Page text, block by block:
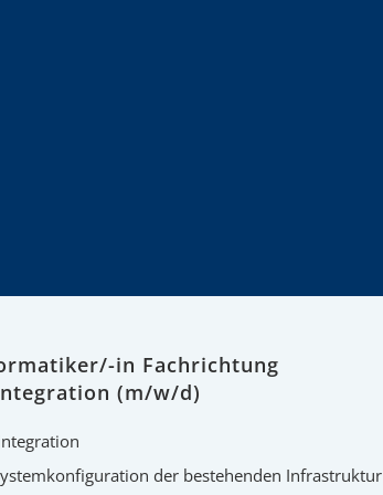
in Fachrichtung
(m/w/d)
der bestehenden Infrastruktur